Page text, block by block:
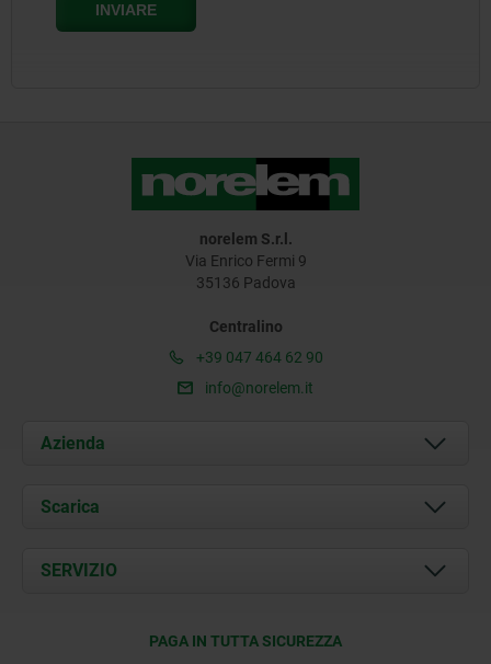
norelem S.r.l.
Via Enrico Fermi 9
35136 Padova
Centralino
+39 047 464 62 90
info@norelem.it
Azienda
Chi siamo
Contatti
Scarica
Documents
SERVIZIO
PAGA IN TUTTA SICUREZZA